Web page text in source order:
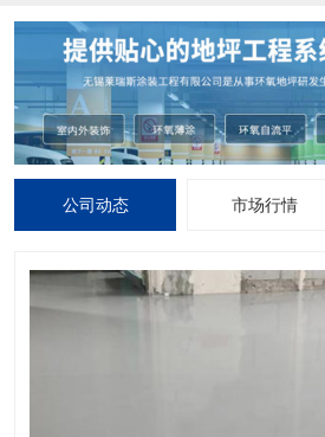
公司动态 市场行情